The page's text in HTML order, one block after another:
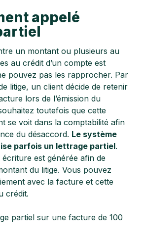
appelé
un montant ou plusieurs au
au crédit d’un compte est
pouvez pas les rapprocher. Par
litige, un client décide de retenir
lors de l’émission du
toutefois que cette
se voit dans la comptabilité afin
du désaccord. Le système
parfois un lettrage partiel.
est générée afin de
du litige. Vous pouvez
avec la facture et cette
crédit.
partiel sur une facture de 100